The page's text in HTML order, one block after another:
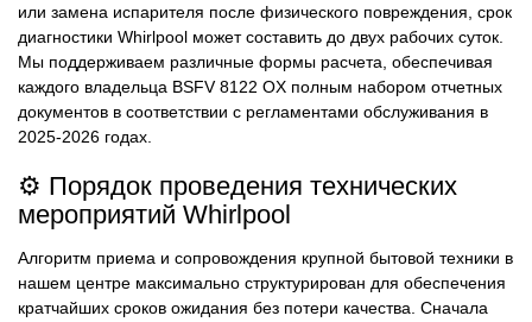
или замена испарителя после физического повреждения, срок
диагностики Whirlpool может составить до двух рабочих суток.
Мы поддерживаем различные формы расчета, обеспечивая
каждого владельца BSFV 8122 OX полным набором отчетных
документов в соответствии с регламентами обслуживания в
2025-2026 годах.
⚙️ Порядок проведения технических
мероприятий Whirlpool
Алгоритм приема и сопровождения крупной бытовой техники в
нашем центре максимально структурирован для обеспечения
кратчайших сроков ожидания без потери качества. Сначала